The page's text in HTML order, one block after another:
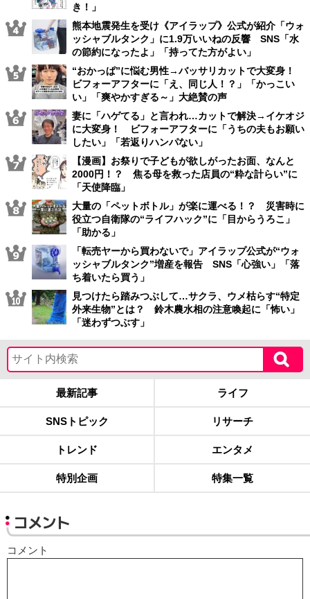
き！」
熊本地震発生を受け《アイラップ》公式が紹介「ウォ
ッシャブルタンク」に1.9万いいねの反響 SNS「水
の節約になったよ」「持ってた方がよい」
“おかっぱ”に悩む男性→バッサリカットで大変身！
ビフォーアフターに「え、同じ人！？」「かっこい
い」「爽やかすぎる～」大絶賛の声
妻に「ハゲてる」と言われ…カットで解決→イケオジ
に大変身！ ビフォーアフターに「うちの夫もお願い
したい」「若返りハンパない」
【漫画】お祭りで子どもが欲しがったお面、なんと
2000円！？ 焦る母を救った店員の“粋な計らい”に
「天使降臨」
大量の「ペットボトル」が楽に運べる！？ 災害時に
役立つ自衛隊の“ライフハック”に「目からうろこ」
「助かる」
「転売ヤーから買わないで」アイラップ公式が“ウォ
ッシャブルタンク”増産を報告 SNS「心強い」「落
ち着いたら買う」
見つけたら踏みつぶして…サクラ、ウメ枯らす“特定
外来生物”とは？ 鈴木農水相の注意喚起に「怖い」
「迷わずつぶす」
最新記事 ライフ
SNSトピック リサーチ
トレンド エンタメ
特別企画 特集一覧
コメント
コメント